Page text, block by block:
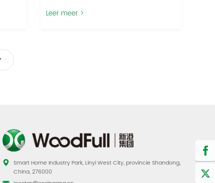
Leer meer >
Smart Home Industry Park, Linyi West City, provincie Shandong,
China, 276000